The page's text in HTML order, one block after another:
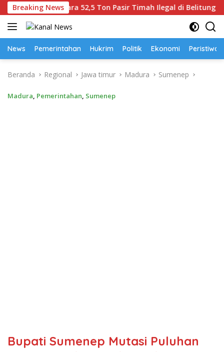
Langsung
ke
konten
Breaking News
Perkara 52,5 Ton Pasir Timah Ilegal di Belitung
News Pemerintahan Hukrim Politik Ekonomi Peristiwa
Beranda Regional Jawa timur Madura Sumenep
Madura, Pemerintahan, Sumenep
Bupati Sumenep Mutasi Puluhan